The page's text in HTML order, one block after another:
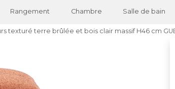
Rangement Chambre Salle de bain
texturé terre brûlée et bois clair massif H46 cm